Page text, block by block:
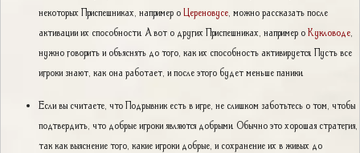
некоторых Приспешниках, например оЦереновусе , можно рассказать после
активации их способности. А вот о других Приспешниках, например оКукловоде
нужно говорить и объяснять до того, как их способность активируется. Пусть все
игроки знают, как она работает, и после этого будет меньше паники.
Если вы считаете, что Подрывник есть в игре, не слишком заботьтесь о том, чтобы
подтвердить, что добрые игроки являются добрыми. Обычно это хорошая стратегия,
так как выяснение того, какие игроки добрые, и сохранение их в живых до